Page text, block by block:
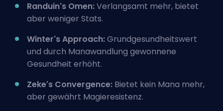
Randuin's Omen:Verlangsamt mehr, bietet
aber weniger Stats.
Winter's Approach:Grundgesundheitswert
und durch Manawandlung gewonnene
Gesundheit erhöht.
Zeke's Convergence: Bietet kein Mana mehr,
aber gewährt Magieresistenz.